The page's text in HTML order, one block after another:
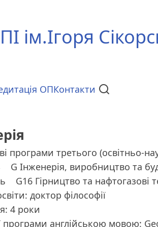
ім.Ігоря
ОПКонтакти
програми третього (освітньо-
G Інженерія, виробництво та
G16 Гірництво та нафтогазові
доктор філософії
4 роки
програми англійською мовою: